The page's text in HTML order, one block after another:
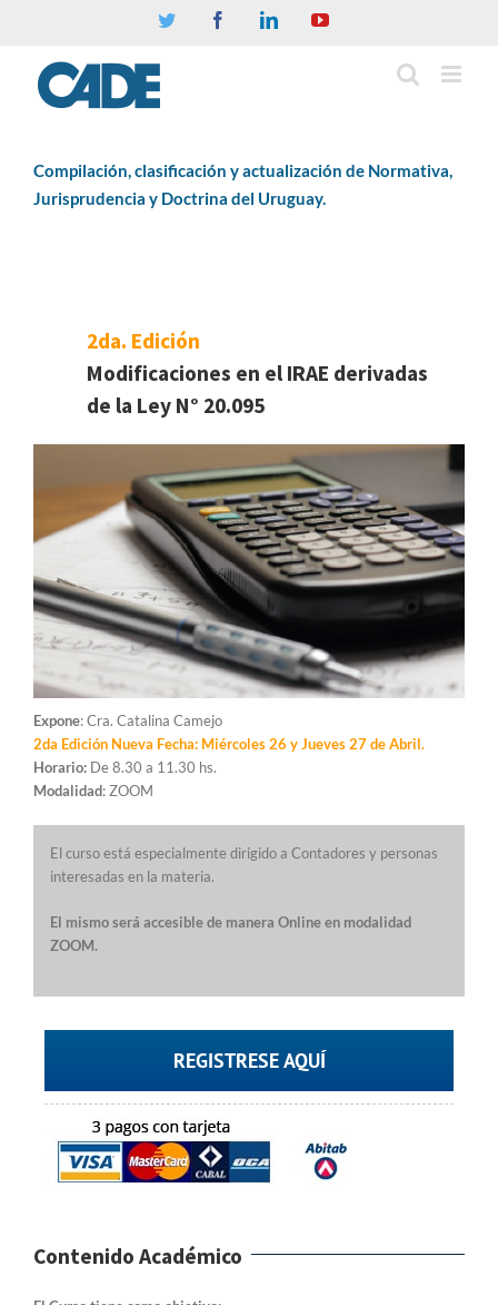
Twitter FacebookLinkedinYouTube
Compilación, clasificación y actualización de Normativa,
Jurisprudencia y Doctrina del Uruguay.
2da. Edición
Modificaciones en el IRAE derivadas
de la Ley N° 20.095
Expone: Cra. Catalina Camejo
2da Edición Nueva Fecha: Miércoles 26 y Jueves 27 de Abril.
Horario: De 8.30 a 11.30 hs.
Modalidad: ZOOM
El curso está especialmente dirigido a Contadores y personas
interesadas en la materia.
El mismo será accesible de manera Online en modalidad
ZOOM.
REGISTRESE AQUÍ
Contenido Académico